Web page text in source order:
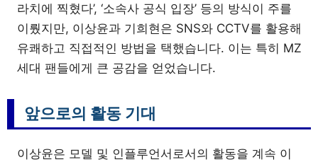
라치에 찍혔다’, ‘소속사 공식 입장’ 등의 방식이 주를
이뤘지만, 이상윤과 기희현은 SNS와 CCTV를 활용해
유쾌하고 직접적인 방법을 택했습니다. 이는 특히 MZ
세대 팬들에게 큰 공감을 얻었습니다.
앞으로의 활동 기대
이상윤은 모델 및 인플루언서로서의 활동을 계속 이